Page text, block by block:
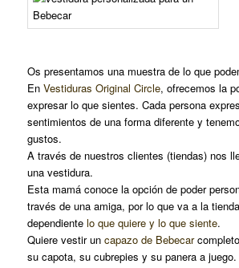
Os presentamos una muestra de lo que
EnVestiduras Original Circle, ofrecemos la
expresar lo que sientes. Cada persona
sentimientos de una forma diferente y
gustos.
A través de nuestros clientes (tiendas) nos
una vestidura.
Esta mamá conoce la opción de poder
través de una amiga, por lo que va a la
dependiente lo que quiere y lo que siente.
Quiere vestir uncapazo de Bebecar
su capota, su cubrepies y su panera a juego.